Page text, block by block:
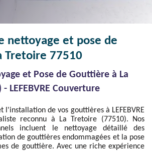
nettoyage et pose de
Tretoire 77510
et Pose de Gouttière à La
LEFEBVRE Couverture
l'installation de vos gouttières à LEFEBVRE
reconnu à La Tretoire (77510). Nos
incluent le nettoyage détaillé des
de gouttières endommagées et la pose
de gouttière. Avec une riche expérience